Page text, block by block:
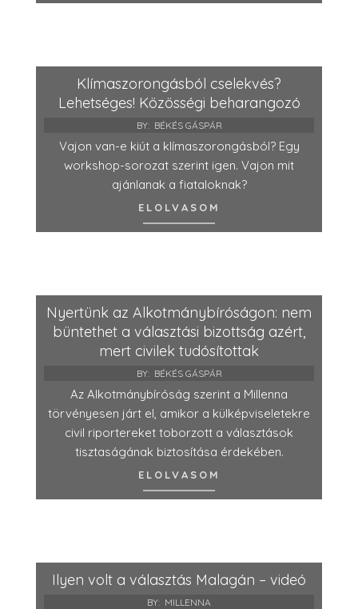
Klímaszorongásból cselekvés?
Lehetséges! Közösségi beharangozó
BY: BÉKÉS GÁSPÁR
Vajon van-e kiút a klímaszorongásból? Egy
workshop-sorozat szerint igen. Vajon mit
ajánlanak a fiataloknak?
ELOLVASOM
Nyertünk az Alkotmánybíróságon: nem
büntethet a választási bizottság azért,
mert civilek tudósítottak
BY: BÉKÉS GÁSPÁR
Az Alkotmánybíróság szerint a Millenna
törvényesen járt el, amikor a külképviseletekre
civil riportereket toborzott a választások
tisztaságának biztosítása érdekében.
ELOLVASOM
Ilyen volt a választás Malagán – videó
BY: MILLENNA